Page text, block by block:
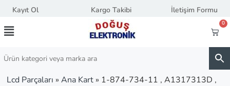
Kayıt Ol Kargo Takibi İletişim Formu
0
Lcd Parçaları » Ana Kart » 1-874-734-11 , A1317313D ,